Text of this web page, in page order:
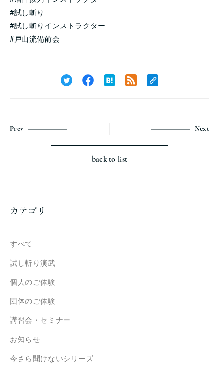
#試し斬り
#試し斬りインストラクター
#戸山流備前会
Prev
back to list
Next
カテゴリ
すべて
試し斬り演武
個人のご体験
団体のご体験
講習会・セミナー
お知らせ
今さら聞けないシリーズ